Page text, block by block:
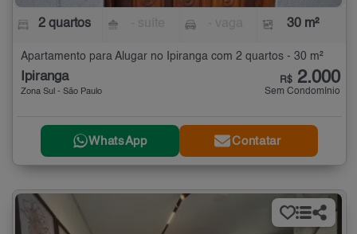
2 quartos 30 m²
Apartamento para Alugar no Ipiranga com 2 quartos - 30 m²
Ipiranga
Zona Sul - São Paulo
R$ 2.000
Sem Condomínio
WhatsApp Contatar